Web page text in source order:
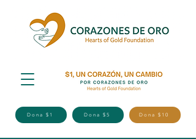
Dona $1 Dona $5 Dona $10